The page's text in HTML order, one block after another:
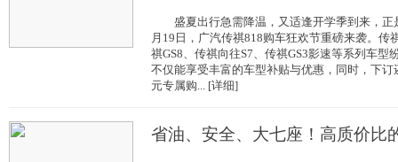
盛夏出行急需降温，又适逢开学季到来，正
月19日，广汽传祺818购车狂欢节重磅来袭。传
祺GS8、传祺向往S7、传祺GS3影速等系列车型
不仅能享受丰富的车型补贴与优惠，同时，下
元专属购... [详细]
省油、安全、大七座！高质价比